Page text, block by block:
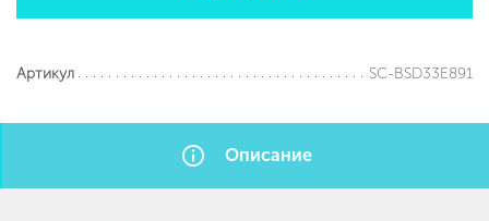
Артикул SC-BSD33E891
Описание